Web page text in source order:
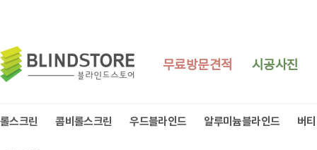
무료방문견적 시공사진
롤스크린 콤비롤스크린 우드블라인드 알루미늄블라인드 버